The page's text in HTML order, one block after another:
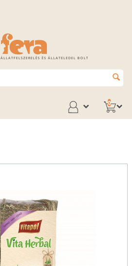
ÁLLATFELSZERELÉS ÉS ÁLLATELEDEL BOLT
0